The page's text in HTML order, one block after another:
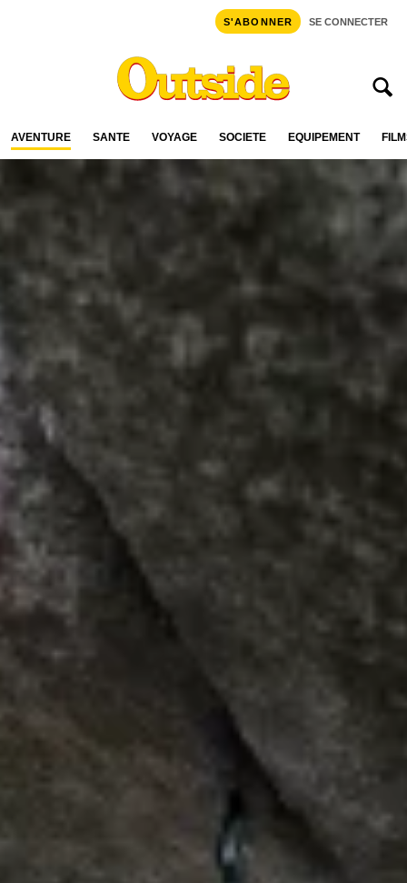
S'ABONNER SE CONNECTER
AVENTURE SANTÉ VOYAGE SOCIÉTÉ ÉQUIPEMENT